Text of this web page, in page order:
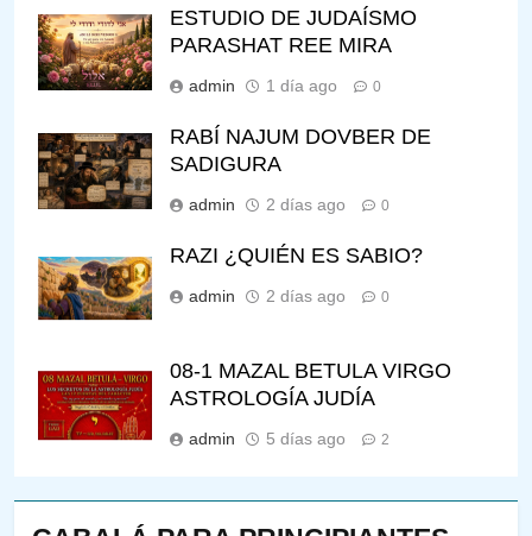
ESTUDIO DE JUDAÍSMO
PARASHAT REE MIRA
admin 1 día ago 0
RABÍ NAJUM DOVBER DE
SADIGURA
admin 2 días ago 0
RAZI ¿QUIÉN ES SABIO?
admin 2 días ago 0
08-1 MAZAL BETULA VIRGO
ASTROLOGÍA JUDÍA
admin 5 días ago 2